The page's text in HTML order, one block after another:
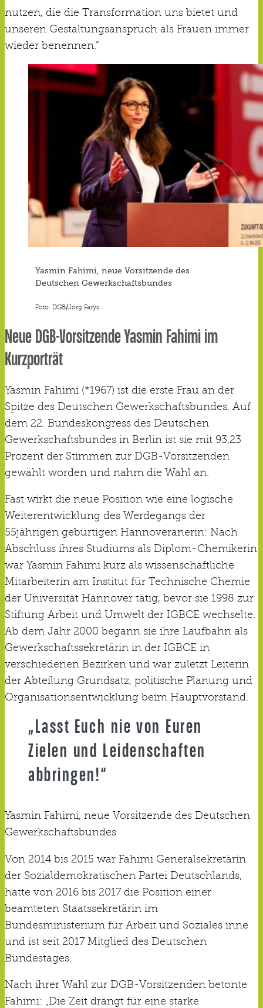
nutzen, die die Transformation uns bietet und
unseren Gestaltungsanspruch als Frauen immer
wieder benennen.“
Yasmin Fahimi, neue Vorsitzende des
Deutschen Gewerkschaftsbundes
Foto: DGB/Jörg Farys
Neue DGB-Vorsitzende Yasmin Fahimi im
Kurzporträt
Yasmin Fahimi (*1967) ist die erste Frau an der
Spitze des Deutschen Gewerkschaftsbundes. Auf
dem 22. Bundeskongress des Deutschen
Gewerkschaftsbundes in Berlin ist sie mit 93,23
Prozent der Stimmen zur DGB-Vorsitzenden
gewählt worden und nahm die Wahl an.
Fast wirkt die neue Position wie eine logische
Weiterentwicklung des Werdegangs der
55jährigen gebürtigen Hannoveranerin: Nach
Abschluss ihres Studiums als Diplom-Chemikerin
war Yasmin Fahimi kurz als wissenschaftliche
Mitarbeiterin am Institut für Technische Chemie
der Universität Hannover tätig, bevor sie 1998 zur
Stiftung Arbeit und Umwelt der IGBCE wechselte.
Ab dem Jahr 2000 begann sie ihre Laufbahn als
Gewerkschaftssekretärin in der IGBCE in
verschiedenen Bezirken und war zuletzt Leiterin
der Abteilung Grundsatz, politische Planung und
Organisationsentwicklung beim Hauptvorstand.
„ Lasst Euch nie von Euren
Zielen und Leidenschaften
abbringen!“
Yasmin Fahimi, neue Vorsitzende des Deutschen
Gewerkschaftsbundes
Von 2014 bis 2015 war Fahimi Generalsekretärin
der Sozialdemokratischen Partei Deutschlands,
hatte von 2016 bis 2017 die Position einer
beamteten Staatssekretärin im
Bundesministerium für Arbeit und Soziales inne
und ist seit 2017 Mitglied des Deutschen
Bundestages.
Nach ihrer Wahl zur DGB-Vorsitzenden betonte
Fahimi: „Die Zeit drängt für eine starke